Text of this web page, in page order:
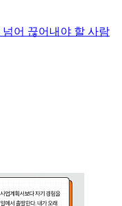
어 끊어내야 할 사람